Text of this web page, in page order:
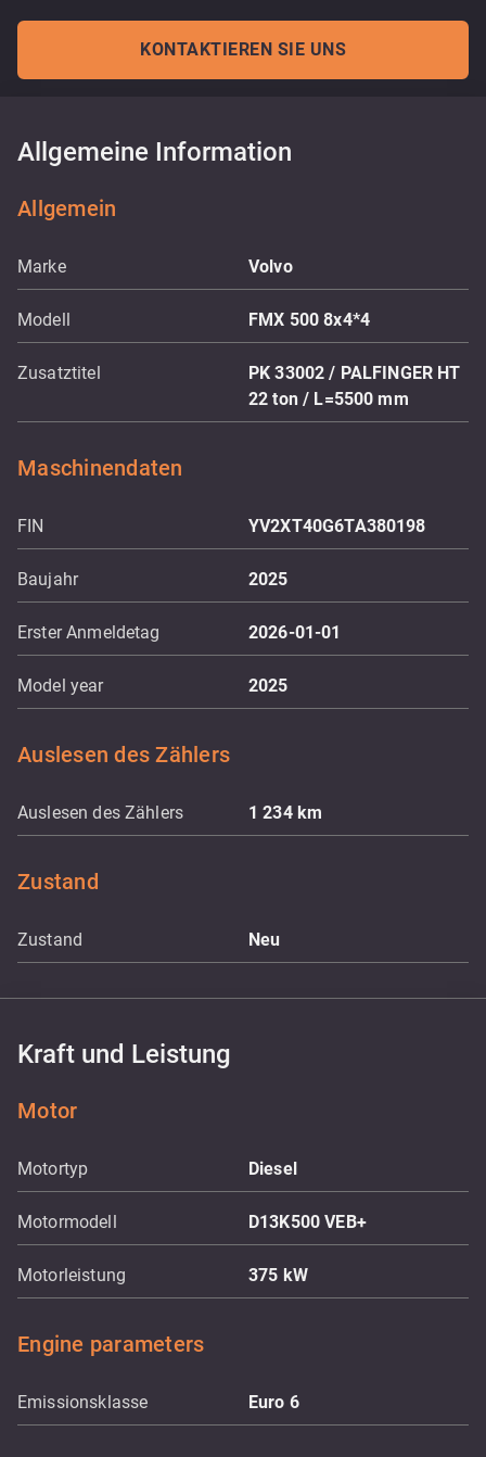
KONTAKTIEREN SIE UNS
Allgemeine Information
Allgemein
Marke Volvo
Modell FMX 500 8x4*4
Zusatztitel
PK 33002 / PALFINGER HT
22 ton / L=5500 mm
Maschinendaten
FIN YV2XT40G6TA380198
Baujahr 2025
Erster Anmeldetag 2026-01-01
Model year 2025
Auslesen des Zählers
Auslesen des Zählers 1 234 km
Zustand
Zustand Neu
Kraft und Leistung
Motor
Motortyp Diesel
Motormodell D13K500 VEB+
Motorleistung 375 kW
Engine parameters
Emissionsklasse Euro 6